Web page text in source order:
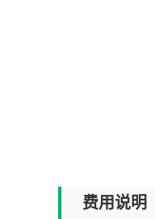
费用说明